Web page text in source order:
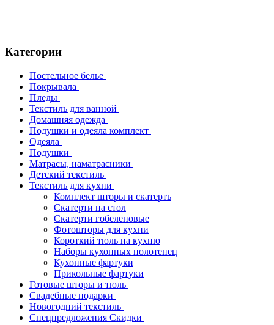
Категории
Постельное белье
Покрывала
Пледы
Текстиль для ванной
Домашняя одежда
Подушки и одеяла комплект
Одеяла
Подушки
Матрасы, наматрасники
Детский текстиль
Текстиль для кухни
Комплект шторы и скатерть
Скатерти на стол
Скатерти гобеленовые
Фотошторы для кухни
Короткий тюль на кухню
Наборы кухонных полотенец
Кухонные фартуки
Прикольные фартуки
Готовые шторы и тюль
Свадебные подарки
Новогодний текстиль
Спецпредложения Скидки